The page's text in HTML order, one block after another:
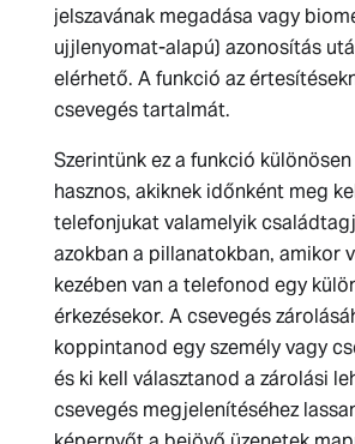
jelszavának megadása vagy
ujjlenyomat-alapú) azonosítás
elérhető. A funkció az
csevegés tartalmát.
Szerintünk ez a funkció
hasznos, akiknek időnként meg
telefonjukat valamelyik
azokban a pillanatokban, amikor
kezében van a telefonod egy
érkezésekor. A csevegés
koppintanod egy személy vagy
és ki kell választanod a zárolási
csevegés megjelenítéséhez